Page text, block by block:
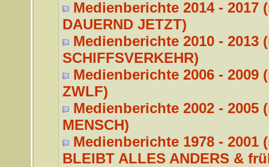
Medienberichte 2014 - 2017
DAUERND JETZT)
Medienberichte 2010 - 2013
SCHIFFSVERKEHR)
Medienberichte 2006 - 2009
ZWLF)
Medienberichte 2002 - 2005
MENSCH)
Medienberichte 1978 - 2001
BLEIBT ALLES ANDERS &